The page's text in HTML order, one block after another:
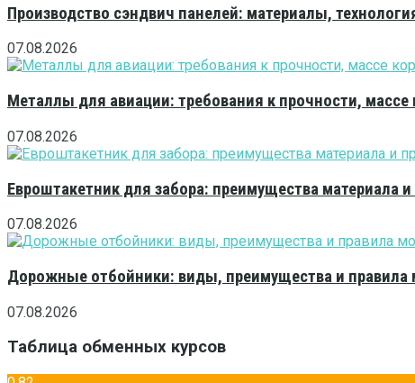
Производство сэндвич панелей: материалы,
07.08.2026
Металлы для авиации: требования к прочности, массе
07.08.2026
Евроштакетник для забора: преимущества материала
07.08.2026
Дорожные отбойники: виды, преимущества и правила
07.08.2026
Таблица обменных курсов